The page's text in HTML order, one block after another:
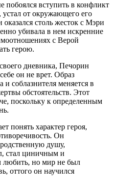
побоялся вступить в конфликт
от окружающего его
оказался столь жесток с Мэри
убивала в нем искренние
с Верой
герою.
дневника, Печорин
он не врет. Образ
и соблазнителя меняется в
обстоятельств. Этот
поскольку к определенным
понять характер героя,
Он
душу,
стал циничным и
любить, но мир не был
оттого он научился